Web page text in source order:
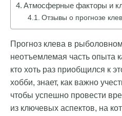
Атмосферные факторы и
Отзывы о прогнозе
Прогноз клева в
неотъемлемая часть опыта
кто хоть раз приобщился к
хобби, знает, как важно
чтобы успешно провести
из ключевых аспектов, на